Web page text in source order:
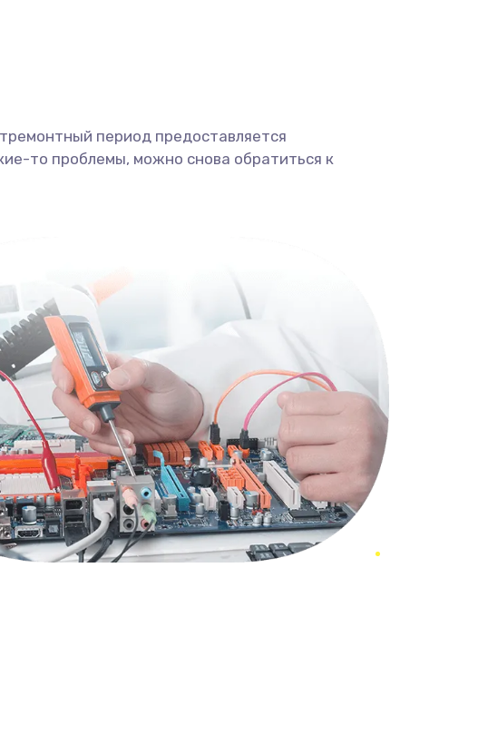
период предоставляется
то проблемы, можно снова обратиться к